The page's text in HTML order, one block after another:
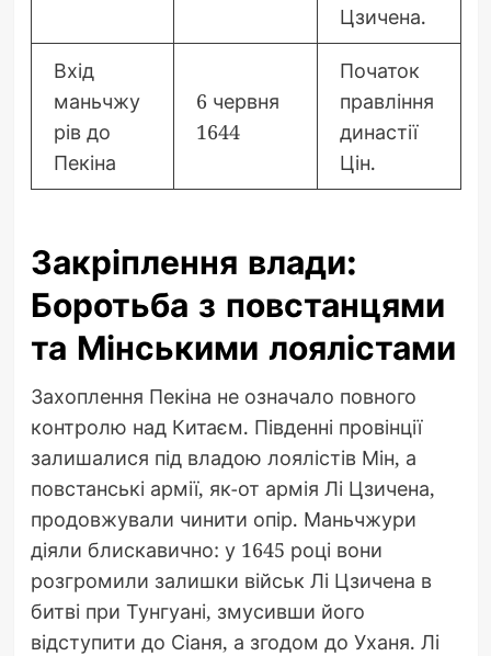
Цзичена.
Вхід
маньчжу
рів до
Пекіна
6 червня
1644
Початок
правління
династії
Цін.
Закріплення влади:
Боротьба з повстанцями
та Мінськими лоялістами
Захоплення Пекіна не означало повного
контролю над Китаєм. Південні провінції
залишалися під владою лоялістів Мін, а
повстанські армії, як-от армія Лі Цзичена,
продовжували чинити опір. Маньчжури
діяли блискавично: у 1645 році вони
розгромили залишки військ Лі Цзичена в
битві при Тунгуані, змусивши його
відступити до Сіаня, а згодом до Уханя. Лі